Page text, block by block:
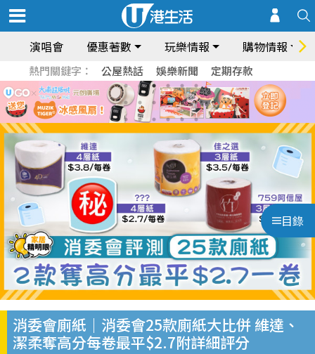
演唱會 優惠著數 玩樂情報 購物情報
熱門關鍵字： 公屋熱話 娛樂新聞 定期存款
目錄
消委會廁紙｜消委會25款廁紙大比併 維達、
潔柔奪高分每卷最平$2.7附詳細評分